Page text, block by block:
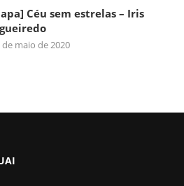
Céu sem estrelas – Iris
de maio de 2020